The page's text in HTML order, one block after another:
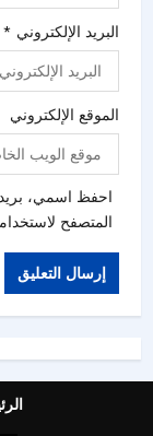
البريد الإلكتروني *
الموقع الإلكتروني
احفظ اسمي،
المتصفح